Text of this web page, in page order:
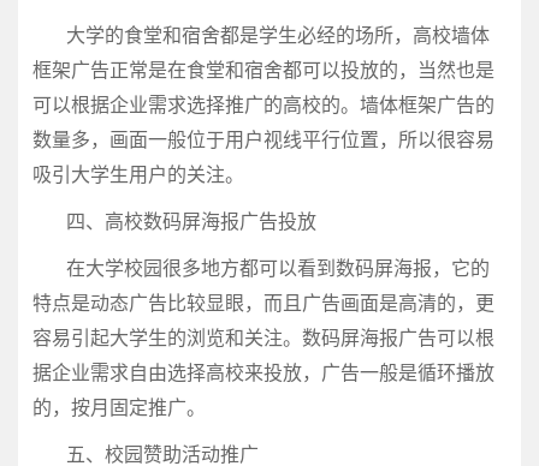
大学的食堂和宿舍都是学生必经的场所，高校墙体
框架广告正常是在食堂和宿舍都可以投放的，当然也是
可以根据企业需求选择推广的高校的。墙体框架广告的
数量多，画面一般位于用户视线平行位置，所以很容易
吸引大学生用户的关注。
四、高校数码屏海报广告投放
在大学校园很多地方都可以看到数码屏海报，它的
特点是动态广告比较显眼，而且广告画面是高清的，更
容易引起大学生的浏览和关注。数码屏海报广告可以根
据企业需求自由选择高校来投放，广告一般是循环播放
的，按月固定推广。
五、校园赞助活动推广